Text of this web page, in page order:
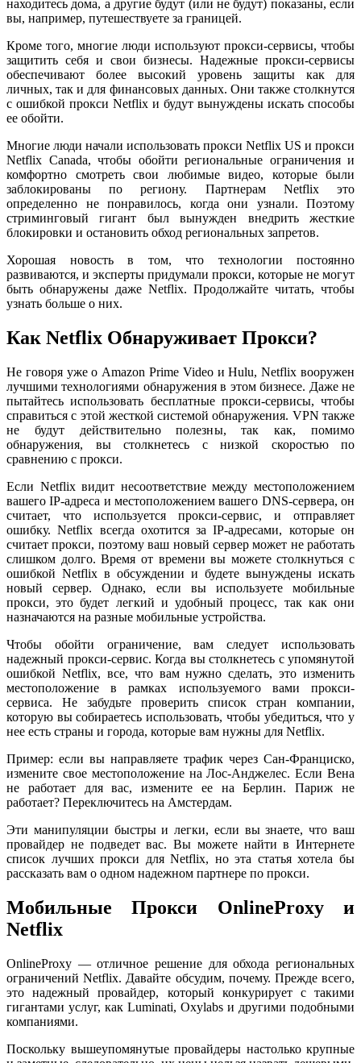
находитесь дома, а другие будут (или не будут) показаны, если
вы, например, путешествуете за границей.
Кроме того, многие люди используют прокси-сервисы, чтобы
защитить себя и свои бизнесы. Надежные прокси-сервисы
обеспечивают более высокий уровень защиты как для
личных, так и для финансовых данных. Они также столкнутся
с ошибкой прокси Netflix и будут вынуждены искать способы
ее обойти.
Многие люди начали использовать прокси Netflix US и прокси
Netflix Canada, чтобы обойти региональные ограничения и
комфортно смотреть свои любимые видео, которые были
заблокированы по региону. Партнерам Netflix это
определенно не понравилось, когда они узнали. Поэтому
стриминговый гигант был вынужден внедрить жесткие
блокировки и остановить обход региональных запретов.
Хорошая новость в том, что технологии постоянно
развиваются, и эксперты придумали прокси, которые не могут
быть обнаружены даже Netflix. Продолжайте читать, чтобы
узнать больше о них.
Как Netflix Обнаруживает Прокси?
Не говоря уже о Amazon Prime Video и Hulu, Netflix вооружен
лучшими технологиями обнаружения в этом бизнесе. Даже не
пытайтесь использовать бесплатные прокси-сервисы, чтобы
справиться с этой жесткой системой обнаружения. VPN также
не будут действительно полезны, так как, помимо
обнаружения, вы столкнетесь с низкой скоростью по
сравнению с прокси.
Если Netflix видит несоответствие между местоположением
вашего IP-адреса и местоположением вашего DNS-сервера, он
считает, что используется прокси-сервис, и отправляет
ошибку. Netflix всегда охотится за IP-адресами, которые он
считает прокси, поэтому ваш новый сервер может не работать
слишком долго. Время от времени вы можете столкнуться с
ошибкой Netflix в обсуждении и будете вынуждены искать
новый сервер. Однако, если вы используете мобильные
прокси, это будет легкий и удобный процесс, так как они
назначаются на разные мобильные устройства.
Чтобы обойти ограничение, вам следует использовать
надежный прокси-сервис. Когда вы столкнетесь с упомянутой
ошибкой Netflix, все, что вам нужно сделать, это изменить
местоположение в рамках используемого вами прокси-
сервиса. Не забудьте проверить список стран компании,
которую вы собираетесь использовать, чтобы убедиться, что у
нее есть страны и города, которые вам нужны для Netflix.
Пример: если вы направляете трафик через Сан-Франциско,
измените свое местоположение на Лос-Анджелес. Если Вена
не работает для вас, измените ее на Берлин. Париж не
работает? Переключитесь на Амстердам.
Эти манипуляции быстры и легки, если вы знаете, что ваш
провайдер не подведет вас. Вы можете найти в Интернете
список лучших прокси для Netflix, но эта статья хотела бы
рассказать вам о одном надежном партнере по прокси.
Мобильные Прокси OnlineProxy и
Netflix
OnlineProxy — отличное решение для обхода региональных
ограничений Netflix. Давайте обсудим, почему. Прежде всего,
это надежный провайдер, который конкурирует с такими
гигантами услуг, как Luminati, Oxylabs и другими подобными
компаниями.
Поскольку вышеупомянутые провайдеры настолько крупные